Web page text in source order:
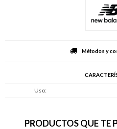
Métodos y
Uso
PRODUCTOS QUE TE